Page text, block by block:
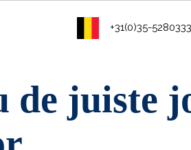
+31(0)35-5280333
de juiste